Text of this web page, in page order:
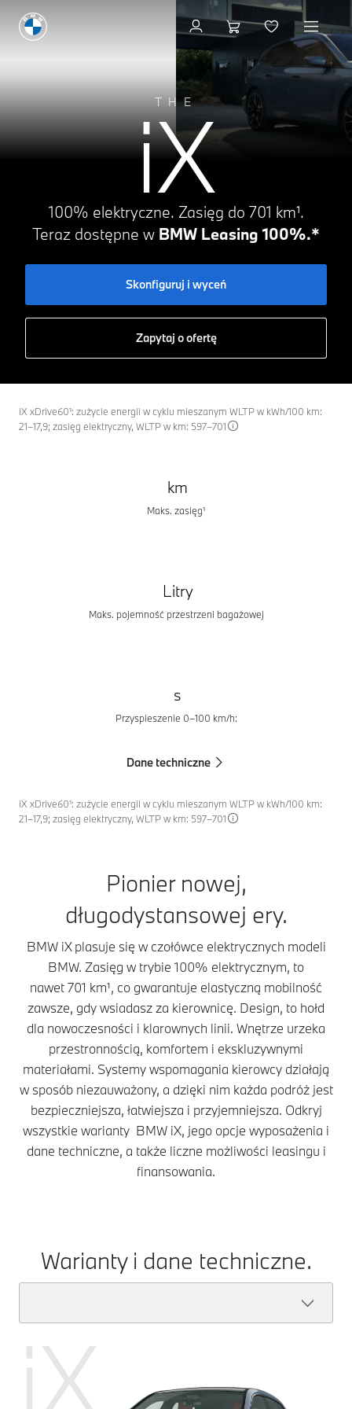
THE
iX
100% elektryczne. Zasięg do 701 km¹.
Teraz dostępne w BMW Leasing 100%.*
Skonfiguruj i wyceń
Zapytaj o ofertę
iX xDrive60¹: zużycie energii w cyklu mieszanym WLTP w kWh/100 km:
21–17,9; zasięg elektryczny, WLTP w km: 597–701
Skonfiguruj i wyceń
km
Maks. zasięg¹
Litry
Maks. pojemność przestrzeni bagażowej
s
Przyspieszenie 0–100 km/h:
Dane techniczne
iX xDrive60¹: zużycie energii w cyklu mieszanym WLTP w kWh/100 km:
21–17,9; zasięg elektryczny, WLTP w km: 597–701
Pionier nowej,
długodystansowej ery.
BMW iX plasuje się w czołówce elektrycznych modeli
BMW. Zasięg w trybie 100% elektrycznym, to
nawet 701 km¹, co gwarantuje elastyczną mobilność
zawsze, gdy wsiadasz za kierownicę. Design, to hołd
dla nowoczesności i klarownych linii. Wnętrze urzeka
przestronnością, komfortem i ekskluzywnymi
materiałami. Systemy wspomagania kierowcy działają
w sposób niezauważony, a dzięki nim każda podróż jest
bezpieczniejsza, łatwiejsza i przyjemniejsza. Odkryj
wszystkie warianty BMW iX, jego opcje wyposażenia i
dane techniczne, a także liczne możliwości leasingu i
finansowania.
Warianty i dane techniczne.
iX